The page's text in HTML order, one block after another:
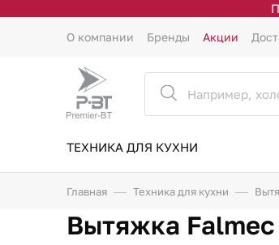
О компании Бренды Акции
ТЕХНИКА ДЛЯ КУХНИ
Главная Техника для кухни
Вытяжка